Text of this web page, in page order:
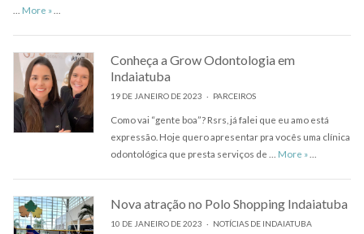
More »…
Conheça a Grow Odontologia em
Indaiatuba
19 DE JANEIRO DE 2023 PARCEIROS
Como vai “gente boa”? Rsrs, já falei que eu amo está
expressão. Hoje quero apresentar pra vocês uma clínica
odontológica que presta serviços de … More Conheça a
»…
Nova atração no Polo Shopping Indaiatuba
10 DE JANEIRO DE 2023 NOTÍCIAS DE INDAIATUBA